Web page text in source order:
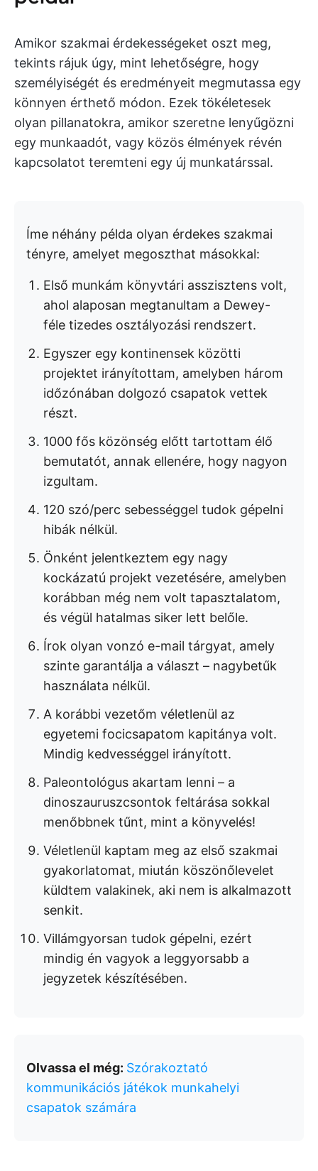
Amikor szakmai érdekességeket oszt meg,
tekints rájuk úgy, mint lehetőségre, hogy
személyiségét és eredményeit megmutassa egy
könnyen érthető módon. Ezek tökéletesek
olyan pillanatokra, amikor szeretne lenyűgözni
egy munkaadót, vagy közös élmények révén
kapcsolatot teremteni egy új munkatárssal.
Íme néhány példa olyan érdekes szakmai
tényre, amelyet megoszthat másokkal:
Első munkám könyvtári asszisztens volt,
ahol alaposan megtanultam a Dewey-
féle tizedes osztályozási rendszert.
Egyszer egy kontinensek közötti
projektet irányítottam, amelyben három
időzónában dolgozó csapatok vettek
részt.
1000 fős közönség előtt tartottam élő
bemutatót, annak ellenére, hogy nagyon
izgultam.
120 szó/perc sebességgel tudok gépelni
hibák nélkül.
Önként jelentkeztem egy nagy
kockázatú projekt vezetésére, amelyben
korábban még nem volt tapasztalatom,
és végül hatalmas siker lett belőle.
Írok olyan vonzó e-mail tárgyat, amely
szinte garantálja a választ – nagybetűk
használata nélkül.
A korábbi vezetőm véletlenül az
egyetemi focicsapatom kapitánya volt.
Mindig kedvességgel irányított.
Paleontológus akartam lenni – a
dinoszauruszcsontok feltárása sokkal
menőbbnek tűnt, mint a könyvelés!
Véletlenül kaptam meg az első szakmai
gyakorlatomat, miután köszönőlevelet
küldtem valakinek, aki nem is alkalmazott
senkit.
Villámgyorsan tudok gépelni, ezért
mindig én vagyok a leggyorsabb a
jegyzetek készítésében.
Olvassa el még: Szórakoztató
kommunikációs játékok munkahelyi
csapatok számára